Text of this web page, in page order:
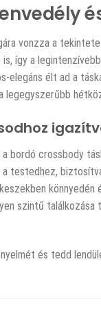
vonzza a
így a
élt ad a
legegyszerűbb
crossbody
testedhez,
szintű
és tedd